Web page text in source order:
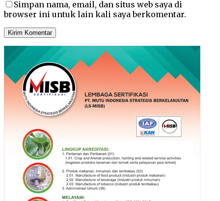
Simpan nama, email, dan situs web saya di
browser ini untuk lain kali saya berkomentar.